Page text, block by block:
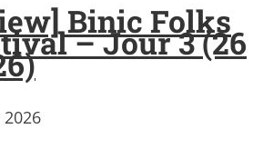
Binic Folks
– Jour 3 (26